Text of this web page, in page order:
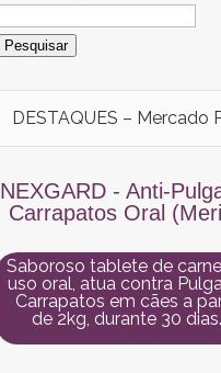
DESTAQUES – Mercado
NEXGARD - Anti-
Carrapatos Oral
Saboroso tablete de
uso oral, atua contra
Carrapatos em cães a
de 2kg, durante 30 dias.